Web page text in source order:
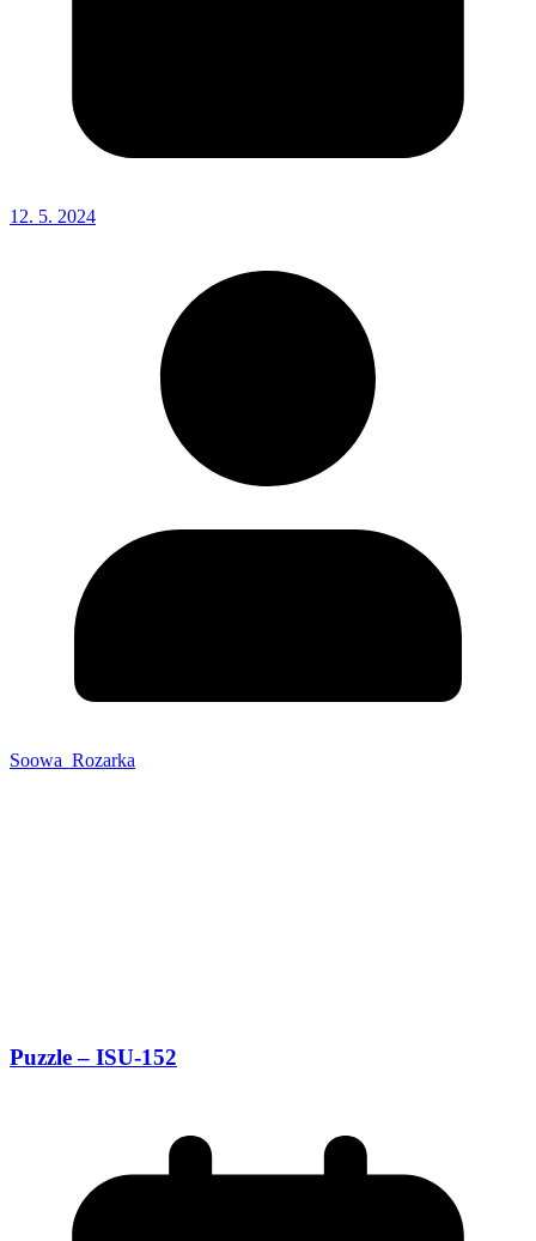
12. 5. 2024
Soowa_Rozarka
Puzzle – ISU-152